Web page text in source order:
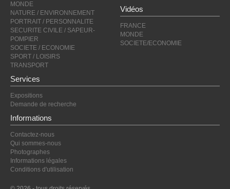
MONDE
NATURE / ENVIRONNEMENT
PORTRAIT / PERSONNALITE
SECURITE CIVILE / SAPEUR-
POMPIER
SOCIETE / ECONOMIE
SPORT / LOISIRS
TRANSPORT
Vidéos
FRANCE
MONDE
SOCIETE/ECONOMIE
Services
Expositions
Demande de recherche
Informations
Contactez-nous
Qui sommes-nous
Photographes
Informations légales
Conditions d'utilisation